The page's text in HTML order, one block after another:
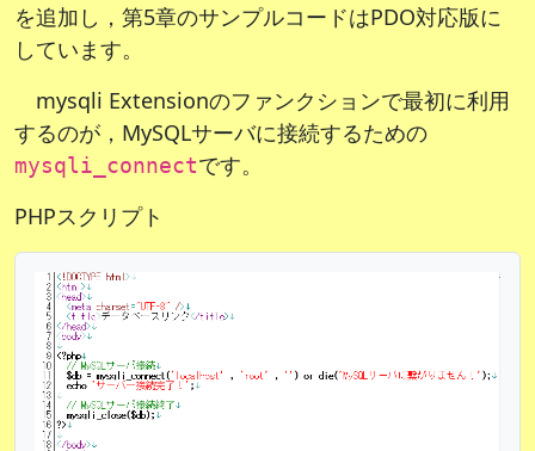
を追加し，第5章のサンプルコードはPDO対応版に
しています。
mysqli Extensionのファンクションで最初に利用
するのが，MySQLサーバに接続するための
mysqli_connectです。
PHPスクリプト